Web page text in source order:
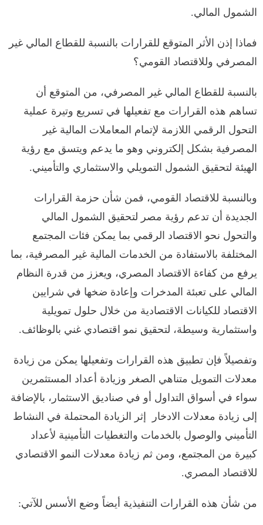
الشمول المالي.
فماذا إذن الأثر المتوقع للقرارات بالنسبة للقطاع المالي غير
المصرفي وللاقتصاد القومي؟
بالنسبة للقطاع المالي غير المصرفي، من المتوقع أن
تساهم هذه القرارات مع تفعيلها في تسريع وتيرة عملية
التحول الرقمي اللازمة لإتمام المعاملات المالية غير
المصرفية بشكل إلكتروني وهو ما يدعم ويتسق مع رؤية
الهيئة لتحقيق الشمول التمويلي والاستثماري والتأميني.
وبالنسبة للاقتصاد القومي، فمن شأن حزمة القرارات
الجديدة أن تدعم رؤية مصر لتحقيق الشمول المالي
والتحول نحو الاقتصاد الرقمي بما يمكن فئات المجتمع
المختلفة بالاستفادة من الخدمات المالية غير المصرفية، بما
يرفع من كفاءة الاقتصاد المصري، ويعزز من قدرة النظام
المالي على تعبئة المدخرات وإعادة ضخها في شرايين
الاقتصاد للكيانات الاقتصادية من خلال حلول تمويلية
واستثمارية وسيطة، لتحقيق نمو اقتصادي غني بالوظائف.
وتفصيلاً فإن تطبيق هذه القرارات وتفعيلها يمكن من زيادة
معدلات التمويل متناهي الصغر وزيادة أعداد المستثمرين
سواء في أسواق التداول أو في صناديق الاستثمار، بالإضافة
إلى زيادة معدلات الادخار إثر الزيادة المحتملة في النشاط
التأميني والوصول بالخدمات والتغطيات التأمينية لأعداد
كبيرة من المجتمع، ومن ثم زيادة معدلات النمو الاقتصادي
للاقتصاد المصري.
من شأن هذه القرارات التنفيذية أيضاً وضع الأسس للآتي: